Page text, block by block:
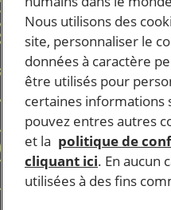
Nous utilisons des
site, personnaliser le
données à caractère
être utilisés pour
certaines informations
pouvez entres autres
et la politique de
cliquant ici. En aucun
utilisées à des fins